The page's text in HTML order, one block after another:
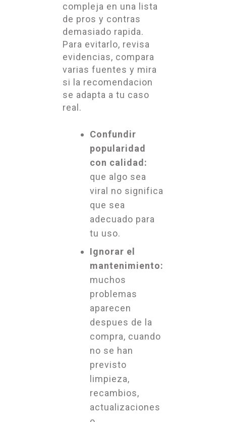
compleja en una lista
de pros y contras
demasiado rapida.
Para evitarlo, revisa
evidencias, compara
varias fuentes y mira
si la recomendacion
se adapta a tu caso
real.
Confundir
popularidad
con calidad:
que algo sea
viral no significa
que sea
adecuado para
tu uso.
Ignorar el
mantenimiento:
muchos
problemas
aparecen
despues de la
compra, cuando
no se han
previsto
limpieza,
recambios,
actualizaciones